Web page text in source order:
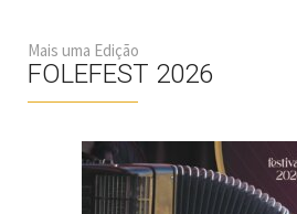
Mais uma Edição
FOLEFEST 2026